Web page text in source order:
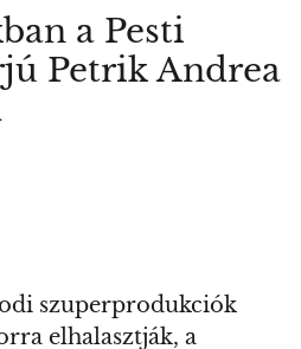
a Pesti
Petrik Andrea
szuperprodukciók
elhalasztják, a